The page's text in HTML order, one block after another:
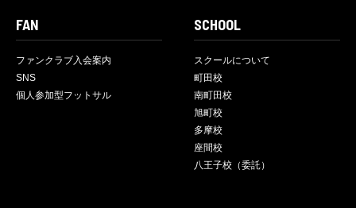
FAN
ファンクラブ入会案内
SNS
個人参加型フットサル
SCHOOL
スクールについて
町田校
南町田校
旭町校
多摩校
座間校
八王子校（委託）